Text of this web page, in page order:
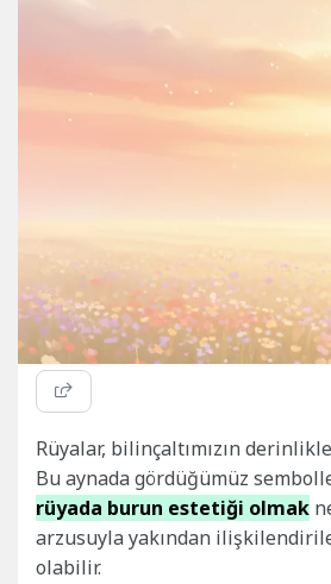
Rüyalar, bilinçaltımızın
Bu aynada gördüğümüz
rüyada burun estetiği olmak
arzusuyla yakından
olabilir.